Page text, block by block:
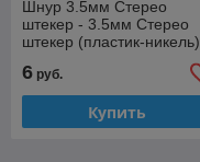
Шнур 3.5мм Стерео
штекер - 3.5мм Стерео
штекер (пластик-никель)
6 руб.
Купить